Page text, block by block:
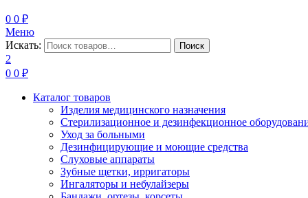
0 0 ₽
Меню
Искать:
Поиск
2
0 0 ₽
Каталог товаров
Изделия медицинского назначения
Стерилизационное и дезинфекционное
Уход за больными
Дезинфицирующие и моющие средства
Слуховые аппараты
Зубные щетки, ирригаторы
Ингаляторы и небулайзеры